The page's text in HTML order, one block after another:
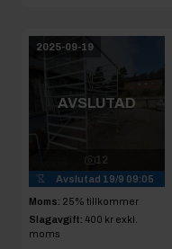
2025-09-19
AVSLUTAD
12
Avslutad 19/9 09:05
Moms: 25% tillkommer
Slagavgift: 400 kr exkl.
moms